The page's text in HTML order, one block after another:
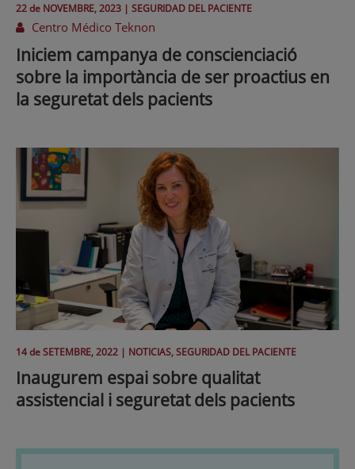
22 de NOVEMBRE, 2023 | SEGURIDAD DEL PACIENTE
Centro Médico Teknon
Iniciem campanya de conscienciació
sobre la importància de ser proactius en
la seguretat dels pacients
14 deSETEMBRE, 2022 | NOTICIAS, SEGURIDAD DEL PACIENTE
Inaugurem espai sobre qualitat
assistencial i seguretat dels pacients